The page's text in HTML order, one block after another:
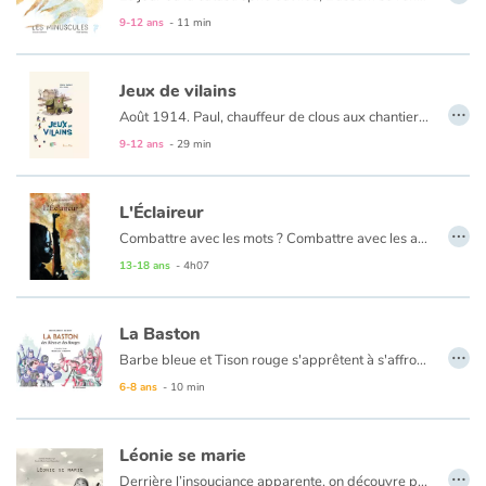
Catalogue anglais
Contraste +
Aide
Accueil
Famille
Écoles
Médiathèques
Vidéos & Tutoriaux
9-12 ans - 11 min
Jeux de vilains
Août 1914. Paul, chauffeur de clous aux chantiers navals de Saint-Nazaire, est mobilisé. Comment expliquer la guerre à son fils adoré ? Comment lui dire qu'il peut ne pas en revenir ? Paul choisit de lui mentir. Les mois passent, père et fils échangent par courrier. À mesure que l'horreur gagne du terrain, Paul est pris au piège de son mensonge...
9-12 ans - 29 min
…
L'Éclaireur
Combattre avec les mots ? Combattre avec les armes ? Tel est le terrible dilemme qui se pose au jeune Aman, issu d'un peuple de poètes nomades. Tout comme son grand-père, il est l'Éclaireur, le poète qui aide les hommes de sa tribu en leur contant l'histoire de leurs ancêtres.
Alors que la guerre civile fait rage en Somalie, Aman est contraint de rejoindre la ville. Enrôlé dans des milices, il deviendra enfant-soldat, avant de décider qu'il en sera autrement.
13-18 ans - 4h07
…
La Baston
Barbe bleue et Tison rouge s'apprêtent à s'affronter. La bataille promet d'être terrible ! En route vers le camp adverse, les deux armées tombent sur des chevaliers bien étranges jouant à un jeu encore plus étrange. Pas le temps de réfléchir, les voilà embarqués.
6-8 ans - 10 min
…
Léonie se marie
Derrière l’insouciance apparente, on découvre peu à peu un pays en guerre. Bientôt, un face à face entre la fillette et un soldat du camp adverse. Osera-t-il presser sur la gâchette ? Un texte sensible, une histoire vraie, et la guerre se rejoue au milieu des champs de blé. …